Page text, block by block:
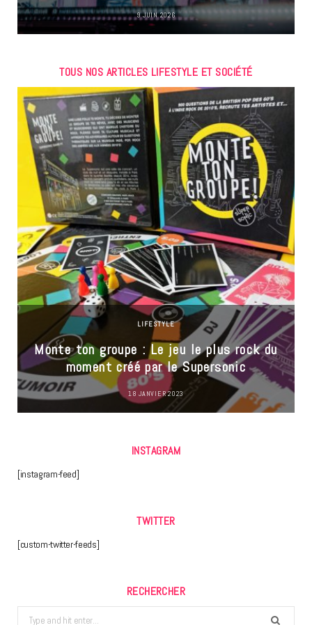
9 JUIN 2026
TOUS NOS ARTICLES LIFESTYLE ET SOCIÉTÉ
LIFESTYLE
Monte ton groupe : Le jeu le plus rock du
moment créé par le Supersonic
18 JANVIER 2023
INSTAGRAM
[instagram-feed]
TWITTER
[custom-twitter-feeds]
RECHERCHER
Search